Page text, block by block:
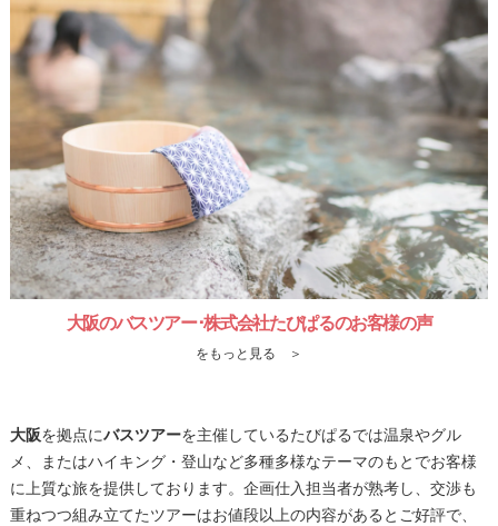
大阪のバスツアー･株式会社たびぱるのお客様の声
をもっと見る ＞
大阪を拠点にバスツアーを主催しているたびぱるでは温泉やグル
メ、またはハイキング・登山など多種多様なテーマのもとでお客様
に上質な旅を提供しております。企画仕入担当者が熟考し、交渉も
重ねつつ組み立てたツアーはお値段以上の内容があるとご好評で、